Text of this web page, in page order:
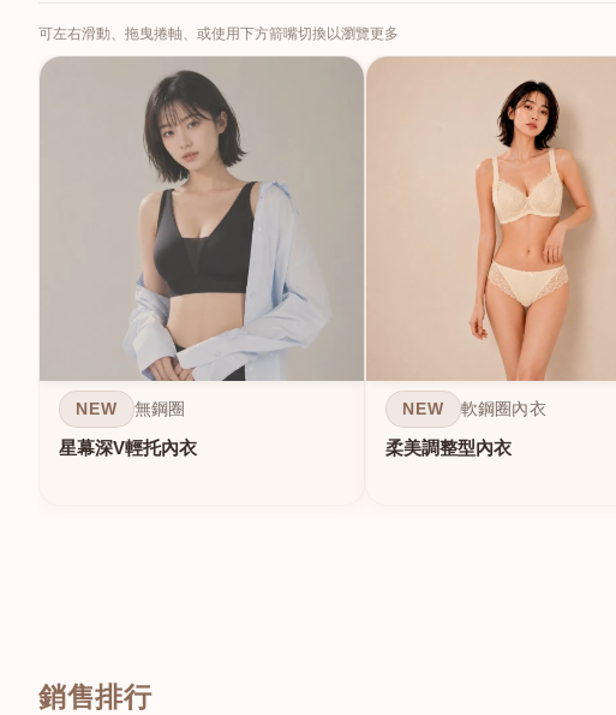
可左右滑動、拖曳捲軸、或使用下方箭嘴切換以瀏覽更多
NEW 無鋼圈
星幕深V輕托內衣
NEW 軟鋼圈內衣
柔美調整型內衣
銷售排行